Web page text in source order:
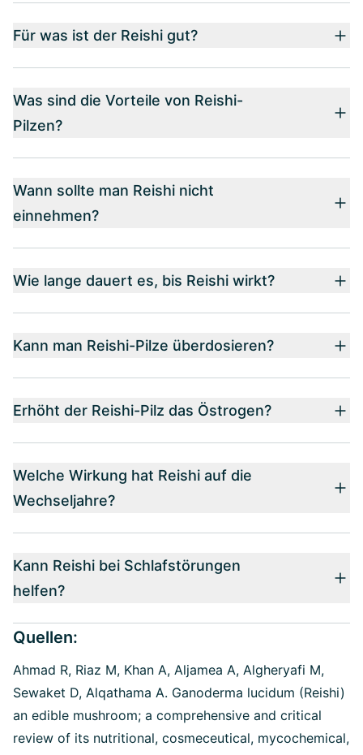
Für was ist der Reishi gut?
Was sind die Vorteile von Reishi-
Pilzen?
Wann sollte man Reishi nicht
einnehmen?
Wie lange dauert es, bis Reishi wirkt?
Kann man Reishi-Pilze überdosieren?
Erhöht der Reishi-Pilz das Östrogen?
Welche Wirkung hat Reishi auf die
Wechseljahre?
Kann Reishi bei Schlafstörungen
helfen?
Quellen:
Ahmad R, Riaz M, Khan A, Aljamea A, Algheryafi M,
Sewaket D, Alqathama A. Ganoderma lucidum (Reishi)
an edible mushroom; a comprehensive and critical
review of its nutritional, cosmeceutical, mycochemical,